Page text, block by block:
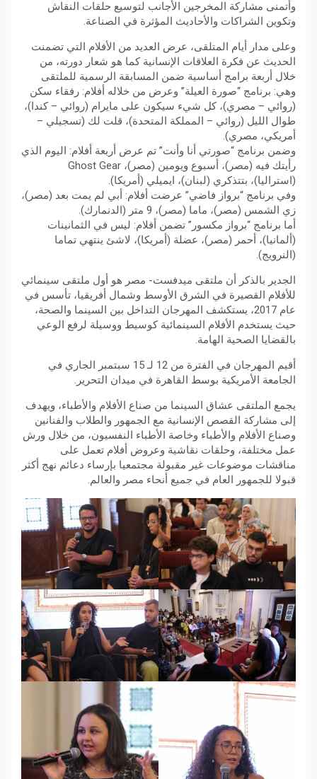
وأتمنى مشاركة المخرجين الأجانب لتوسيع حلقات النقاش
وتكوين الشراكات والأحاديث المؤثرة في الصناعة.
وعلى مدار أيام المتلقى، عرض العديد من الأفلام التي تضمنت
الحديث عن فكرة العلاقات الإنسانية كما هو شعار دورته، من
خلال أربعة برامج أساسية ضمن المسابقة الرسمية للملتقى
وهي: برنامج “صورة العيلة” وعرض من خلاله أفلام: رفقاء سكن
(روائي – مصري)، كل شيء سيكون على مايرام (روائي – كندا)،
طوال الليل (روائي – المملكة المتحدة)، قلت لك (تسجيلي –
أمريكي، مصري).
وضمن برنامج “صورتي أنا وأنت” تم عرض أربعة أفلام: اليوم الذي
رأيتك فيه (مصر)، أسبوع ويومين (مصر)، Ghost Gear
(استراليا)، بتتذكري (لبنان)، ايميلي (أمريكا).
وفي برنامج “برواز فاضي” عرضت أفلام: أبي لم يمت بعد (مصر)،
زي الشمس (مصر)، ماما (مصر)، 9 متر (الدنمارك).
أما برنامج “برواز مكسور” تضمن أفلام: ليس في الثمانينات
(ألمانيا)، أحمر (مصر)، عضلة (أمريكا)، لاشئ ينتهي تماما
(النرويج).
الجدير بالذكر أن ملتقى ميدفست- مصر هو أول ملتقى سينمائي
للأفلام القصيرة في الشرق الأوسط وشمال أفريقيا، تأسس في
عام 2017، يستكشف المهرجان التداخل بين السينما والصحة،
حيث يستخدم الأفلام السينمائية كوسيط ووسيلة لرفع الوعي
بالقضايا الصحية الهامة.
أقيم المهرجان في الفترة من 12 لـ 15 سبتمبر الجاري في
الجامعة الأمريكية بوسط القاهرة في ميدان التحرير.
يجمع الملتقى عشاق السينما من صناع الأفلام والأطباء، ويهدف
إلى مشاركة القصص الإنسانية مع الجمهور والطلاب والفنانين
وصناع الأفلام والأطباء وخاصة الأطباء النفسيون، من خلال ورش
عمل مختلفة، وحلقات نقاشية وعروض أفلام تعمل على
مناقشات موضوعات غير مقبولة مجتمعيا بإرساء دعائم نهج أكثر
قبولا للجمهور العام في جميع أنحاء مصر والعالم.